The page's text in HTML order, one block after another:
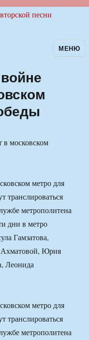
авторскойМЕНЮ
метро для
транслироваться
метрополитена
дни в метро
Гамзатова,
Ахматовой, Юрия
Леонида
метро для
транслироваться
метрополитена